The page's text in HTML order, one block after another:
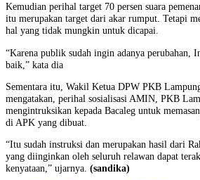
Kemudian perihal target 70 persen suara
itu merupakan target dari akar rumput. Tetapi
hal yang tidak mungkin untuk dicapai.
“Karena publik sudah ingin adanya perubahan,
baik,” kata dia
Sementara itu, Wakil Ketua DPW PKB
mengatakan, perihal sosialisasi AMIN, PKB
mengintruksikan kepada Bacaleg untuk
di APK yang dibuat.
“Itu sudah instruksi dan merupakan hasil dari
yang diinginkan oleh seluruh relawan dapat
kenyataan,” ujarnya. (sandika)